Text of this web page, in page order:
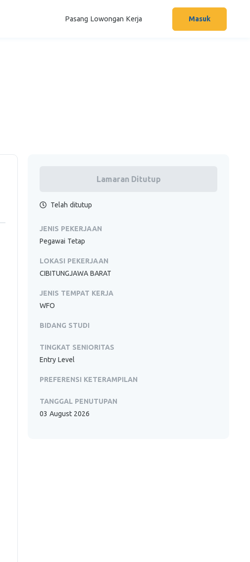
Pasang Lowongan Kerja Masuk
Lamaran Ditutup
Telah ditutup
JENIS PEKERJAAN
Pegawai Tetap
LOKASI PEKERJAAN
CIBITUNGJAWA BARAT
JENIS TEMPAT KERJA
WFO
BIDANG STUDI
TINGKAT SENIORITAS
Entry Level
PREFERENSI KETERAMPILAN
TANGGAL PENUTUPAN
03 August 2026